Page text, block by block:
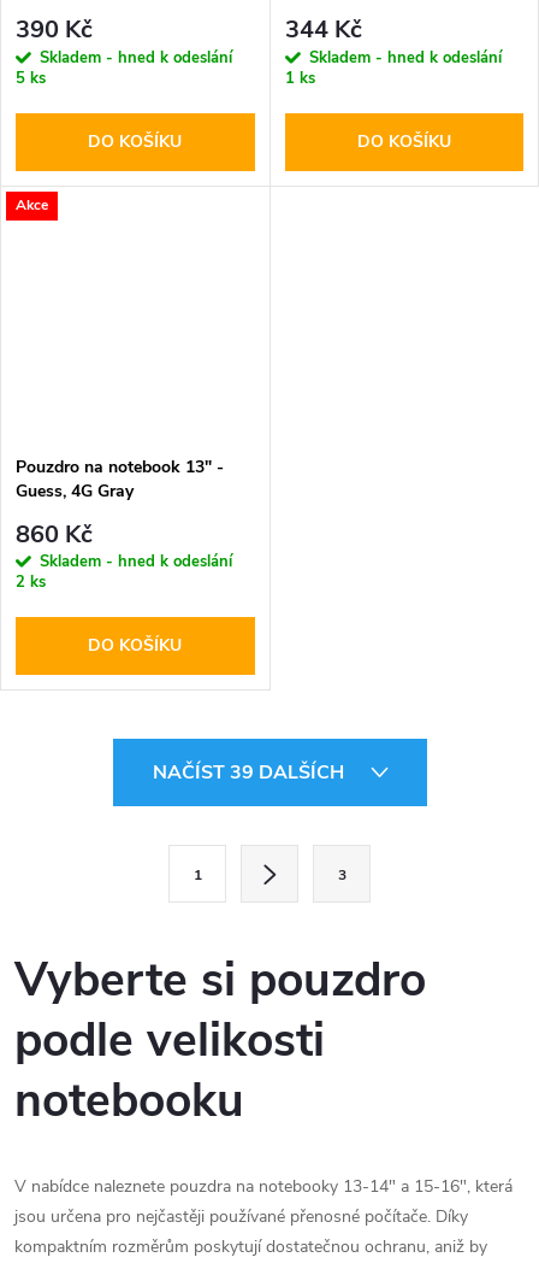
390 Kč
Skladem - hned k odeslání
5 ks
DO KOŠÍKU
344 Kč
Skladem - hned k odeslání
1 ks
DO KOŠÍKU
Akce
Pouzdro na notebook 13" -
Guess, 4G Gray
860 Kč
Skladem - hned k odeslání
2 ks
DO KOŠÍKU
d
a
c
í
r
v
NAČÍST 39 DALŠÍCH
á
n
k
o
v
í
1 3
Vyberte si pouzdro
podle velikosti
notebooku
V nabídce naleznete pouzdra na notebooky 13-14" a 15-16", která
jsou určena pro nejčastěji používané přenosné počítače. Díky
kompaktním rozměrům poskytují dostatečnou ochranu, aniž by